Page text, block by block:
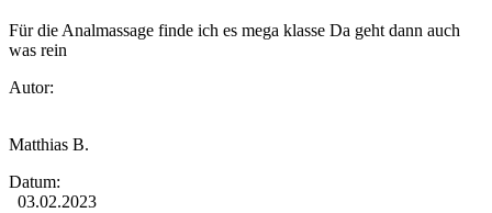
Für die Analmassage finde ich es mega klasse Da geht dann auch
was rein
Autor:
Matthias B.
Datum:
03.02.2023